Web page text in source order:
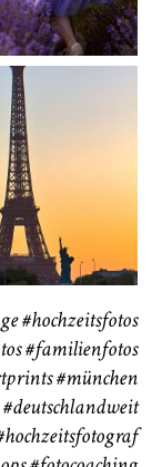
Reise
#hochzeitsfotos
#familienfotos
#münchen